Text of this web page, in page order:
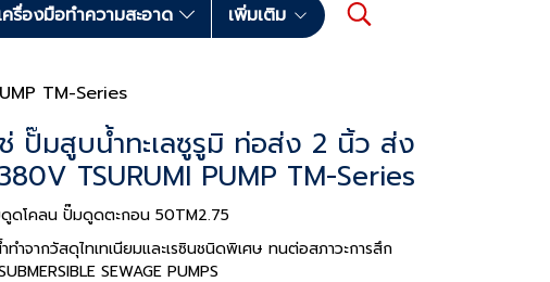
ครื่องมือทำความสะอาด
เพิ่มเติม
TM-Series
ปั๊มสูบน้ำทะเลซูรูมิ ท่อส่ง 2 นิ้ว ส่ง
TSURUMI PUMP TM-Series
ดูดโคลน ปั๊มดูดตะกอน 50TM2.75
ำจากวัสดุไทเทเนียมและเรซินชนิดพิเศษ ทนต่อสภาวะการสึก
SEWAGE PUMPS